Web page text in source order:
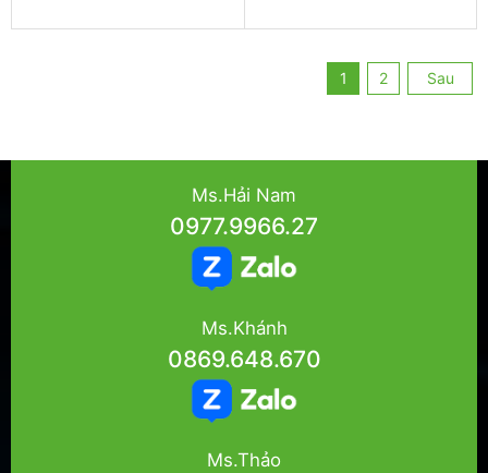
1 2 Sau
Ms.Hải Nam
0977.9966.27
Ms.Khánh
0869.648.670
Ms.Thảo